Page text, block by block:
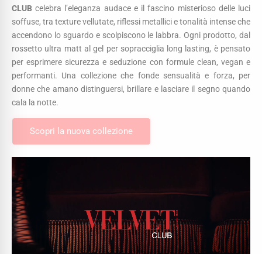
CLUB celebra l’eleganza audace e il fascino misterioso delle luci
soffuse, tra texture vellutate, riflessi metallici e tonalità intense che
accendono lo sguardo e scolpiscono le labbra. Ogni prodotto, dal
rossetto ultra matt al gel per sopracciglia long lasting, è pensato
per esprimere sicurezza e seduzione con formule clean, vegan e
performanti. Una collezione che fonde sensualità e forza, per
donne che amano distinguersi, brillare e lasciare il segno quando
cala la notte.
Scopri la nuova collezione